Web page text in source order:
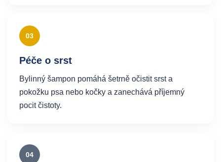
03
Péče o srst
Bylinný šampon pomáhá šetrně očistit srst a
pokožku psa nebo kočky a zanechává příjemný
pocit čistoty.
04